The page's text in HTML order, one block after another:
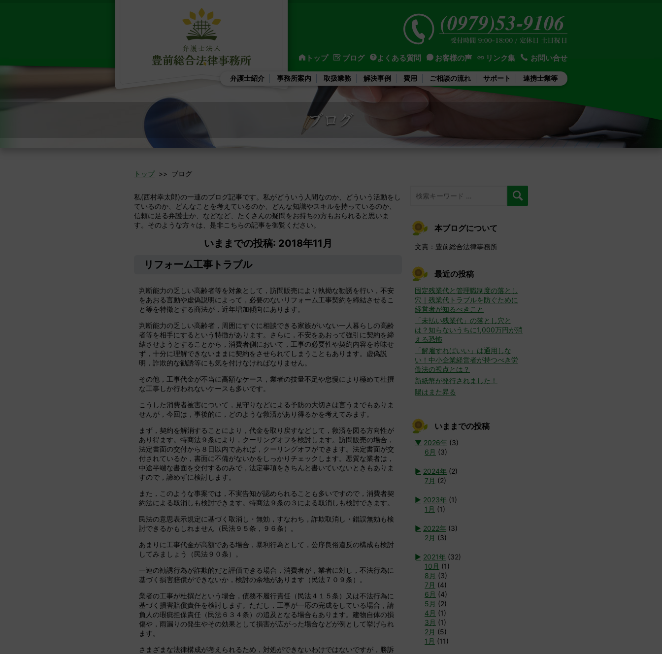
トップ ブログ よくある質問 お客様の声 リンク集 お問い合せ
弁護士紹介 事務所案内 取扱業務 解決事例 費用 ご相談の流れ サポート 連携士業等
トップ>> ブログ
私(西村幸太郎)の一連のブログ記事です。私がどういう人間なのか、どういう活動をし
ているのか、どんなことを考えているのか、どんな知識やスキルを持っているのか、
信頼に足る弁護士か、などなど、たくさんの疑問をお持ちの方もおられると思いま
す。そのような方々は、是非こちらの記事を御覧ください。
いままでの投稿: 2018年11月
リフォーム工事トラブル
判断能力の乏しい高齢者等を対象として，訪問販売により執拗な勧誘を行い，不安
をあおる言動や虚偽説明によって，必要のないリフォーム工事契約を締結させるこ
と等を特徴とする商法が，近年増加傾向にあります。
判断能力の乏しい高齢者，周囲にすぐに相談できる家族がいない一人暮らしの高齢
者等を相手にするという特徴があります。さらに，不安をあおって強引に契約を締
結させようとすることから，消費者側において，工事の必要性や契約内容を吟味せ
ず，十分に理解できないままに契約をさせられてしまうこともあります。虚偽説
明，詐欺的な勧誘等にも気を付けなければなりません。
その他，工事代金が不当に高額なケース，業者の技量不足や怠慢により極めて杜撰
な工事しか行われないケースも多いです。
こうした消費者被害について，見守りなどによる予防の大切さは言うまでもありま
せんが，今回は，事後的に，どのような救済があり得るかを考えてみます。
まず，契約を解消することにより，代金を取り戻すなどして，救済を図る方向性が
あり得ます。特商法９条により，クーリングオフを検討します。訪問販売の場合，
法定書面の交付から８日以内であれば，クーリングオフができます。法定書面が交
付されているか，書面に不備がないかをしっかりチェックします。悪質な業者は，
中途半端な書面を交付するのみで，法定事項をきちんと書いていないときもありま
すので，諦めずに検討します。
また，このような事案では，不実告知が認められることも多いですので，消費者契
約法による取消しも検討できます。特商法９条の３による取消しも検討できます。
民法の意思表示規定に基づく取消し・無効，すなわち，詐欺取消し・錯誤無効も検
討できるかもしれません（民法９５条，９６条）。
あまりに工事代金が高額である場合，暴利行為として，公序良俗違反の構成も検討
してみましょう（民法９０条）。
一連の勧誘行為が詐欺的だと評価できる場合，消費者が，業者に対し，不法行為に
基づく損害賠償ができないか，検討の余地があります（民法７０９条）。
業者の工事が杜撰だという場合，債務不履行責任（民法４１５条）又は不法行為に
基づく損害賠償責任を検討します。ただし，工事が一応の完成をしている場合，請
負人の瑕疵担保責任（民法６３４条）の追及となる場合もあります。建物自体の損
傷や，雨漏りの発生やその効果として損害が広がった場合などが例として挙げられ
ます。
さまざまな法律構成が考えられるため，対処ができないわけではないですが，勝訴
Search
本ブログについて
文責：豊前総合法律事務所
最近の投稿
固定残業代と管理職制度の落とし
穴｜残業代トラブルを防ぐために
経営者が知るべきこと
「未払い残業代」の落とし穴と
は？知らないうちに1,000万円が消
える恐怖
「解雇すればいい」は通用しな
い！中小企業経営者が持つべき労
働法の視点とは？
新紙幣が発行されました！
陽はまた昇る
いままでの投稿
▼ 2026年 (3)
6月 (3)
► 2024年 (2)
7月 (2)
► 2023年 (1)
1月 (1)
► 2022年 (3)
2月 (3)
► 2021年 (32)
10月 (1)
8月 (3)
7月 (4)
6月 (4)
5月 (2)
4月 (1)
3月 (1)
2月 (5)
1月 (11)